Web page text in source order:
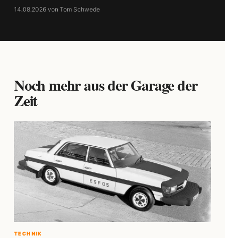
14.08.2026 von Tom Schwede
Noch mehr aus der Garage der
Zeit
TECHNIK